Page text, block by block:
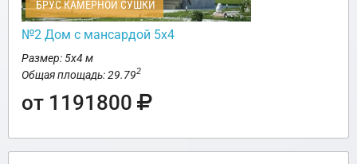
БРУС КАМЕРНОЙ СУШКИ
№2 Дом с мансардой 5х4
Размер: 5х4 м
Общая площадь: 29.792
от 1191800